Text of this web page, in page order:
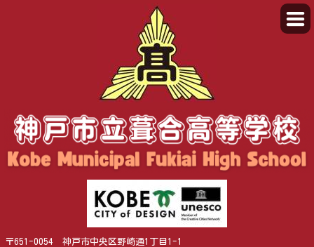
〒651-0054 神戸市中央区野崎通1丁目1-1